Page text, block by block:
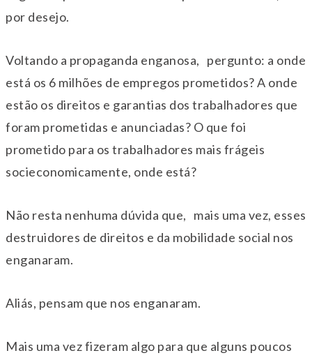
por desejo.
Voltando a propaganda enganosa, pergunto: a onde
está os 6 milhões de empregos prometidos? A onde
estão os direitos e garantias dos trabalhadores que
foram prometidas e anunciadas? O que foi
prometido para os trabalhadores mais frágeis
socieconomicamente, onde está?
Não resta nenhuma dúvida que, mais uma vez, esses
destruidores de direitos e da mobilidade social nos
enganaram.
Aliás, pensam que nos enganaram.
Mais uma vez fizeram algo para que alguns poucos